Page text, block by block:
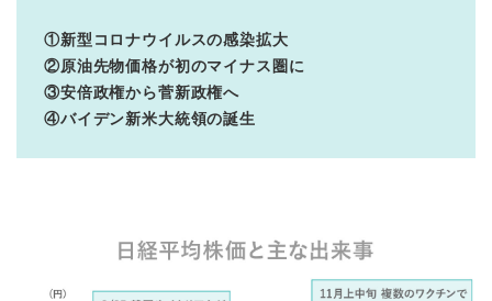
①新型コロナウイルスの感染拡大
②原油先物価格が初のマイナス圏に
③安倍政権から菅新政権へ
④バイデン新米大統領の誕生